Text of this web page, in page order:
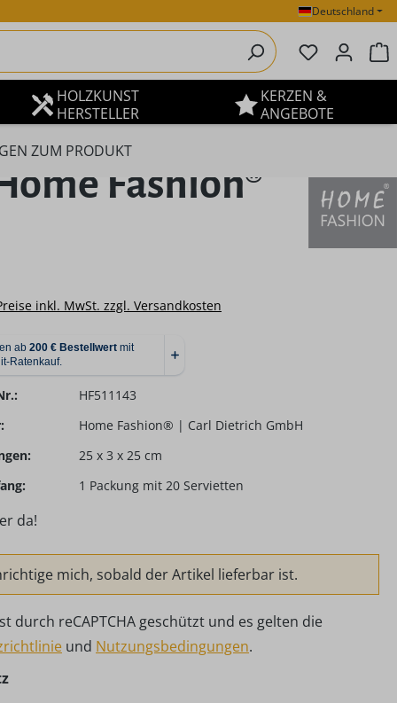
Deutschland
Du hast 0
HOLZKUNST
HERSTELLER
KERZEN &
ANGEBOTE
ZUM PRODUKT
Fashion®
inkl. MwSt. zzgl. Versandkosten
HF511143
Home Fashion® | Carl Dietrich GmbH
25 x 3 x 25 cm
1 Packung mit 20 Servietten
da!
mich, sobald der Artikel lieferbar ist.
durch reCAPTCHA geschützt und es gelten die
und Nutzungsbedingungen.